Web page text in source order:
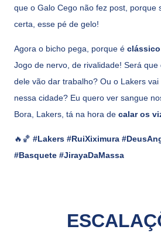
que o Galo Cego não fez post, porque
certa, esse pé de gelo!
Agora o bicho pega, porque é
Jogo de nervo, de rivalidade! Será que
dele vão dar trabalho? Ou o Lakers
nessa cidade? Eu quero ver sangue
Bora, Lakers, tá na hora de calar os
🔥🏀 #Lakers #RuiXiximura
#Basquete #JirayaDaMassa